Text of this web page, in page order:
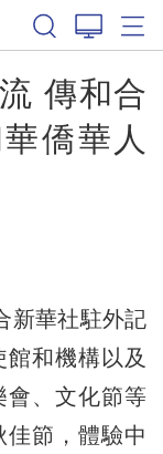
傳和合
僑華人
華社駐外記
和機構以及
會、文化節等
節，體驗中